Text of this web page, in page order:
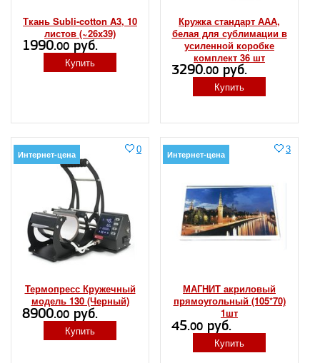
Ткань Subli-cotton A3, 10
листов (~26x39)
1990.00 руб.
Купить
Кружка стандарт ААА,
белая для сублимации в
усиленной коробке
комплект 36 шт
3290.00 руб.
Купить
Термопресс Кружечный
модель 130 (Черный)
0
Интернет-цена
8900.00 руб.
Купить
МАГНИТ акриловый
прямоугольный (105*70)
1шт
3
Интернет-цена
45.00 руб.
Купить